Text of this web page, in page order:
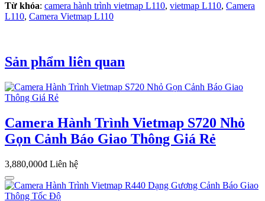
Từ khóa: camera hành trình vietmap L110, vietmap L110, Camera
L110, Camera Vietmap L110
Sản phẩm liên quan
Camera Hành Trình Vietmap S720 Nhỏ
Gọn Cảnh Báo Giao Thông Giá Rẻ
3,880,000đ Liên hệ